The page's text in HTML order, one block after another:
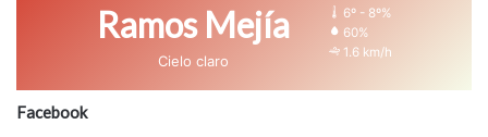
Ramos Mejía
Cielo claro
6º - 8º%
60%
1.6 km/h
Facebook